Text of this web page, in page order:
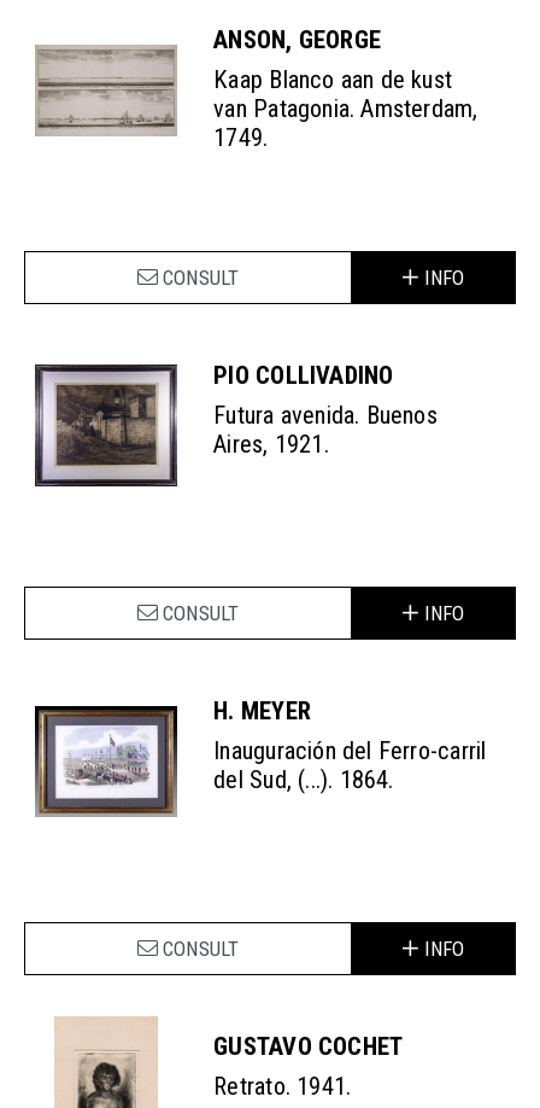
ANSON, GEORGE
Kaap Blanco aan de kust
van Patagonia. Amsterdam,
1749.
CONSULT INFO
PIO COLLIVADINO
Futura avenida. Buenos
Aires, 1921.
CONSULT INFO
H. MEYER
Inauguración del Ferro-carril
del Sud, (...). 1864.
CONSULT INFO
GUSTAVO COCHET
Retrato. 1941.